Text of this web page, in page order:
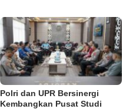
Polri dan UPR Bersinergi
Kembangkan Pusat Studi